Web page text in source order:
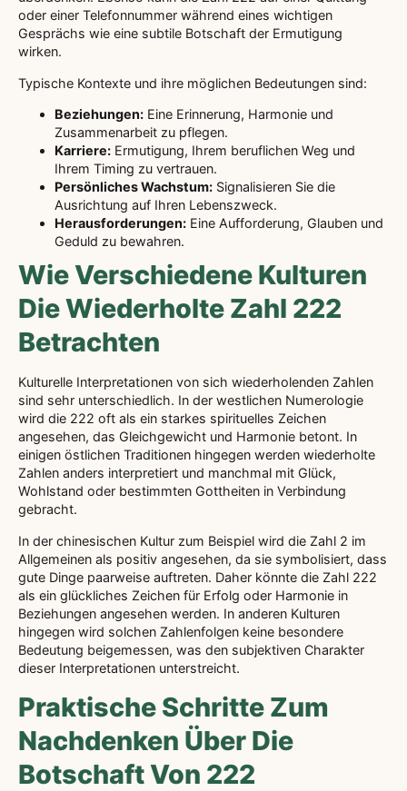
oder einer Telefonnummer während eines wichtigen
Gesprächs wie eine subtile Botschaft der Ermutigung
wirken.
Typische Kontexte und ihre möglichen Bedeutungen sind:
Beziehungen: Eine Erinnerung, Harmonie und
Zusammenarbeit zu pflegen.
Karriere: Ermutigung, Ihrem beruflichen Weg und
Ihrem Timing zu vertrauen.
Persönliches Wachstum: Signalisieren Sie die
Ausrichtung auf Ihren Lebenszweck.
Herausforderungen: Eine Aufforderung, Glauben und
Geduld zu bewahren.
Wie Verschiedene Kulturen
Die Wiederholte Zahl 222
Betrachten
Kulturelle Interpretationen von sich wiederholenden Zahlen
sind sehr unterschiedlich. In der westlichen Numerologie
wird die 222 oft als ein starkes spirituelles Zeichen
angesehen, das Gleichgewicht und Harmonie betont. In
einigen östlichen Traditionen hingegen werden wiederholte
Zahlen anders interpretiert und manchmal mit Glück,
Wohlstand oder bestimmten Gottheiten in Verbindung
gebracht.
In der chinesischen Kultur zum Beispiel wird die Zahl 2 im
Allgemeinen als positiv angesehen, da sie symbolisiert, dass
gute Dinge paarweise auftreten. Daher könnte die Zahl 222
als ein glückliches Zeichen für Erfolg oder Harmonie in
Beziehungen angesehen werden. In anderen Kulturen
hingegen wird solchen Zahlenfolgen keine besondere
Bedeutung beigemessen, was den subjektiven Charakter
dieser Interpretationen unterstreicht.
Praktische Schritte Zum
Nachdenken Über Die
Botschaft Von 222